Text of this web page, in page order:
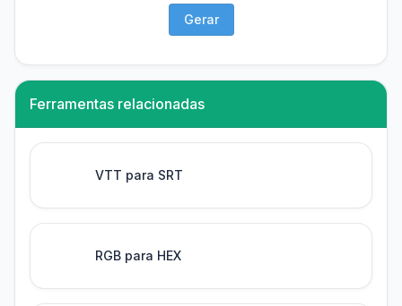
Gerar
Ferramentas relacionadas
VTT para SRT
RGB para HEX